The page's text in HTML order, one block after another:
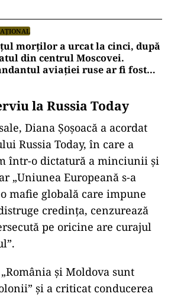
morților a urcat la cinci, după
din centrul Moscovei.
aviației ruse ar fi fost
la Russia Today
Diana Șoșoacă a acordat
Russia Today, în care a
într-o dictatură a minciunii și
„Uniunea Europeană s-a
mafie globală care impune
credința, cenzurează
pe oricine are curajul
„România și Moldova sunt
și a criticat conducerea